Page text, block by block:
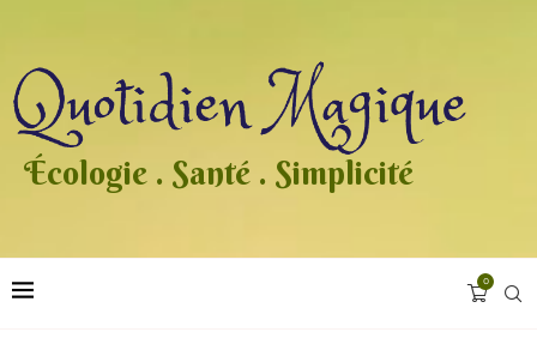
Écologie . Santé . Simplicité
0